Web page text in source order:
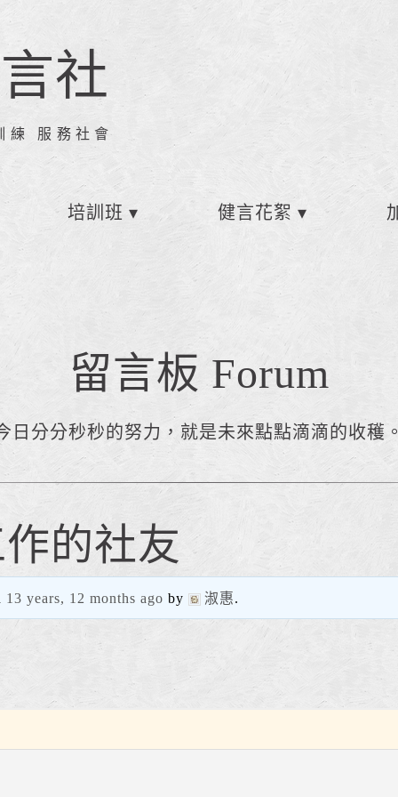
社
練 服務社會
培訓班 健言花絮
留言板 Forum
日分分秒秒的努力，就是未來點點滴滴的收穫
的社友
13 years, 12 months ago by 淑惠.